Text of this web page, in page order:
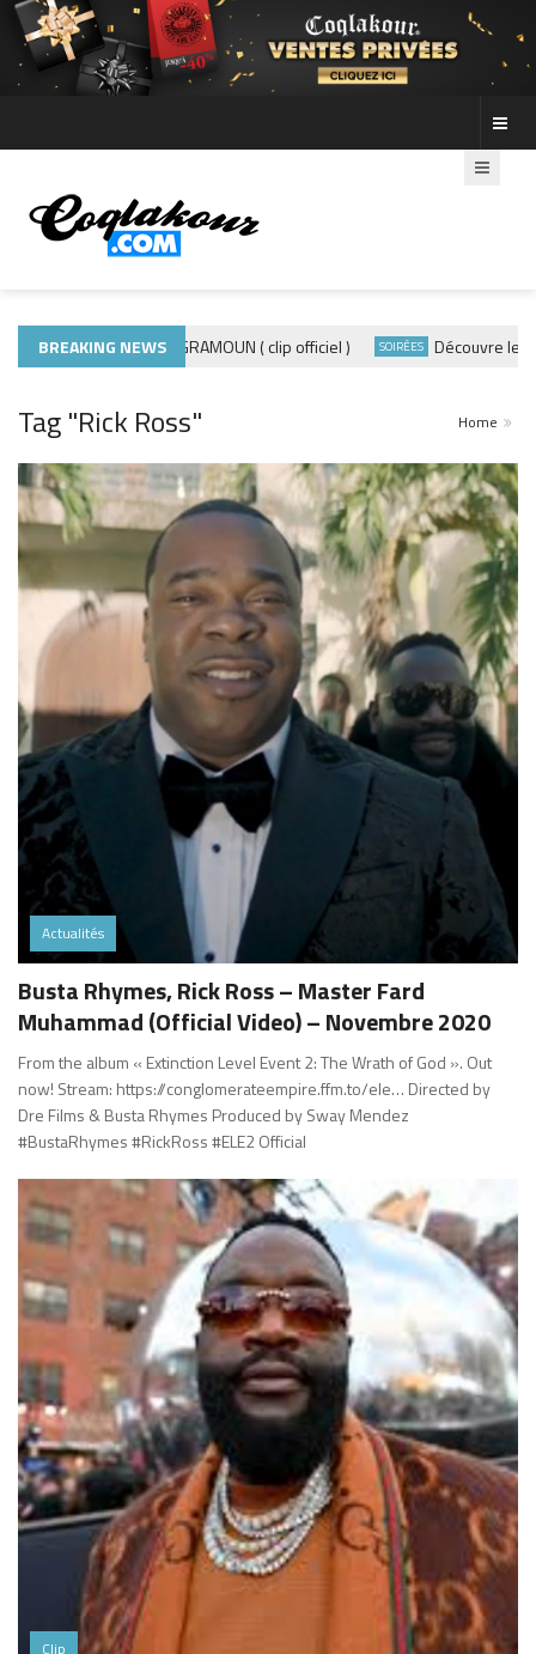
BREAKING NEWS
ADE440 – GRAMOUN ( clip officiel ) SOIRÉES Découvre les photos
Tag "Rick Ross" Home
Actualités
Busta Rhymes, Rick Ross – Master Fard
Muhammad (Official Video) – Novembre 2020
From the album « Extinction Level Event 2: The Wrath of God ». Out
now! Stream: https://conglomerateempire.ffm.to/ele… Directed by
Dre Films & Busta Rhymes Produced by Sway Mendez
#BustaRhymes #RickRoss #ELE2 Official
Clip